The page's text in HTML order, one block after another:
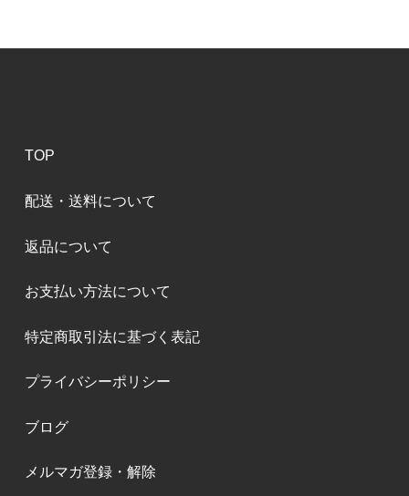
TOP
配送・送料について
返品について
お支払い方法について
特定商取引法に基づく表記
プライバシーポリシー
ブログ
メルマガ登録・解除